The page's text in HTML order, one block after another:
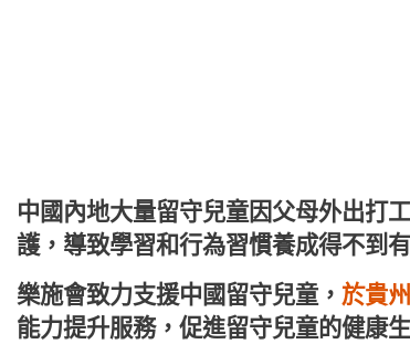
中國內地大量留守兒童因父母外出打
護，導致學習和行為習慣養成得不到
樂施會致力支援中國留守兒童， 於貴
能力提升服務，促進留守兒童的健康